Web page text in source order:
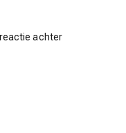
achterop